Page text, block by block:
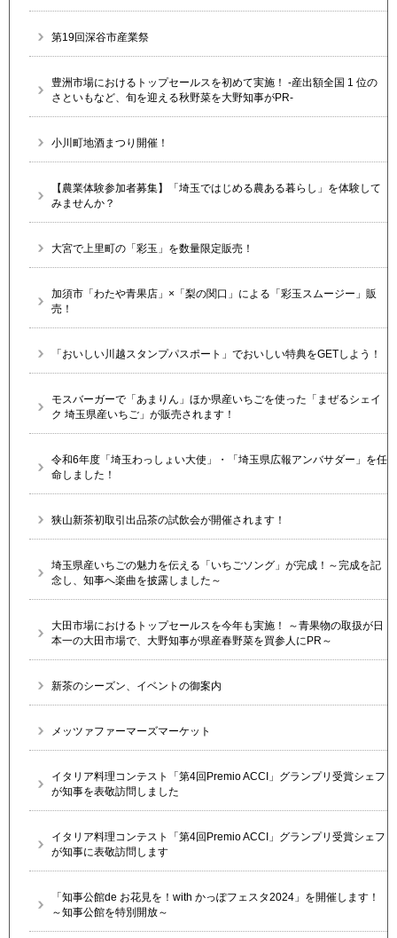
第19回深谷市産業祭
豊洲市場におけるトップセールスを初めて実施！ -産出額全国 1 位の
さといもなど、旬を迎える秋野菜を大野知事がPR-
小川町地酒まつり開催！
【農業体験参加者募集】「埼玉ではじめる農ある暮らし」を体験して
みませんか？
大宮で上里町の「彩玉」を数量限定販売！
加須市「わたや青果店」×「梨の関口」による「彩玉スムージー」販
売！
「おいしい川越スタンプパスポート」でおいしい特典をGETしよう！
モスバーガーで「あまりん」ほか県産いちごを使った「まぜるシェイ
ク 埼玉県産いちご」が販売されます！
令和6年度「埼玉わっしょい大使」・「埼玉県広報アンバサダー」を任
命しました！
狭山新茶初取引出品茶の試飲会が開催されます！
埼玉県産いちごの魅力を伝える「いちごソング」が完成！～完成を記
念し、知事へ楽曲を披露しました～
大田市場におけるトップセールスを今年も実施！ ～青果物の取扱が日
本一の大田市場で、大野知事が県産春野菜を買参人にPR～
新茶のシーズン、イベントの御案内
メッツァファーマーズマーケット
イタリア料理コンテスト「第4回Premio ACCI」グランプリ受賞シェフ
が知事を表敬訪問しました
イタリア料理コンテスト「第4回Premio ACCI」グランプリ受賞シェフ
が知事に表敬訪問します
「知事公館de お花見を！with かっぽフェスタ2024」を開催します！
～知事公館を特別開放～